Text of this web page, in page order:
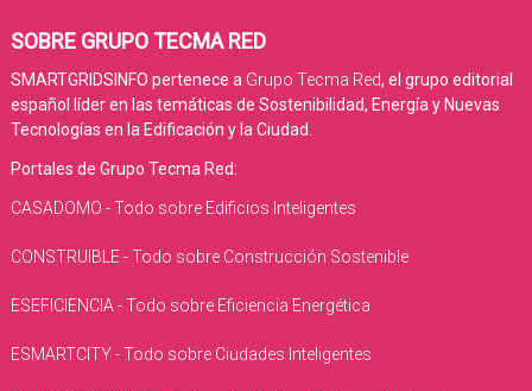
SOBRE GRUPO TECMA RED
SMARTGRIDSINFO pertenece a Grupo Tecma Red, el grupo editorial
español líder en las temáticas de Sostenibilidad, Energía y Nuevas
Tecnologías en la Edificación y la Ciudad.
Portales de Grupo Tecma Red:
CASADOMO - Todo sobre Edificios Inteligentes
CONSTRUIBLE - Todo sobre Construcción Sostenible
ESEFICIENCIA - Todo sobre Eficiencia Energética
ESMARTCITY - Todo sobre Ciudades Inteligentes